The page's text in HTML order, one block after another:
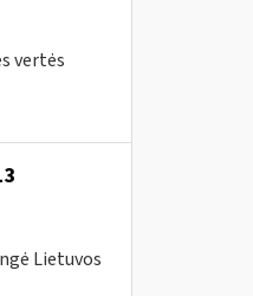
vertės
Lietuvos